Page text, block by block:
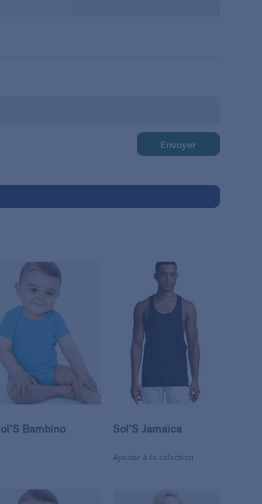
Envoyer
Bambino Sol’S Jamaïca
Ajouter à la sélection